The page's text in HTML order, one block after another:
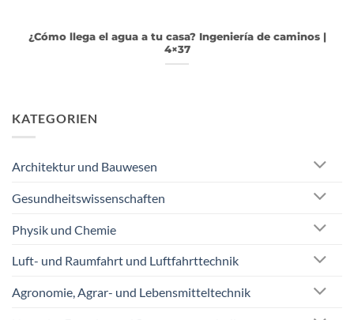
¿Cómo llega el agua a tu casa? Ingeniería de caminos |
4×37
KATEGORIEN
Architektur und Bauwesen
Gesundheitswissenschaften
Physik und Chemie
Luft- und Raumfahrt und Luftfahrttechnik
Agronomie, Agrar- und Lebensmitteltechnik